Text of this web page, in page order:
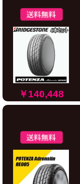
￥140,448